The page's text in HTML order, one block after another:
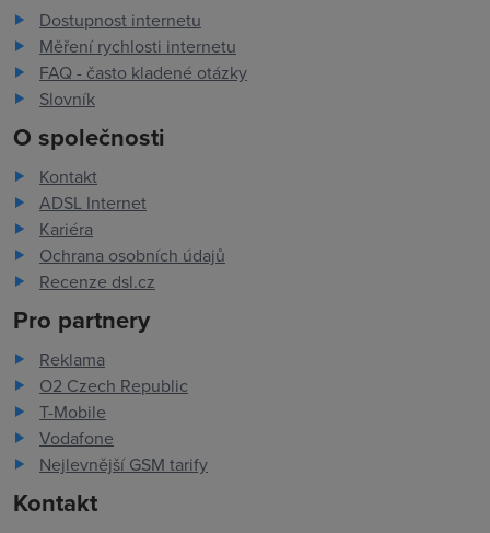
Dostupnost internetu
Měření rychlosti internetu
FAQ - často kladené otázky
Slovník
O společnosti
Kontakt
ADSL Internet
Kariéra
Ochrana osobních údajů
Recenze dsl.cz
Pro partnery
Reklama
O2 Czech Republic
T-Mobile
Vodafone
Nejlevnější GSM tarify
Kontakt